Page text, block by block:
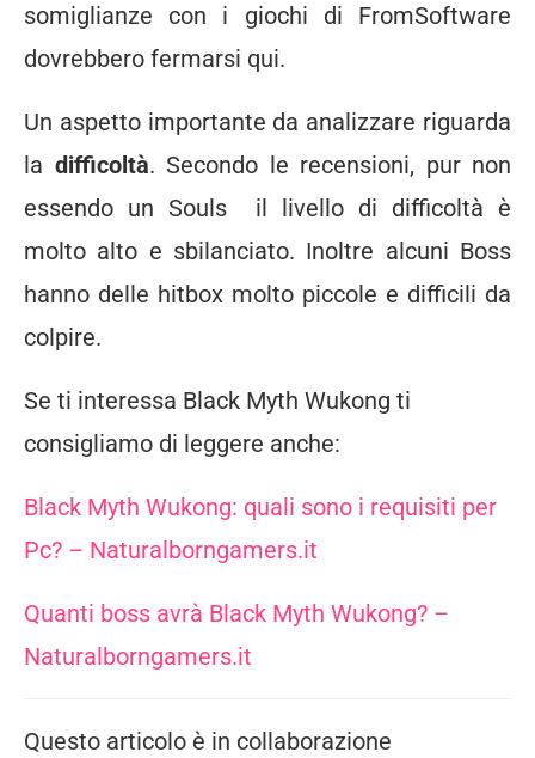
somiglianze con i giochi di FromSoftware
dovrebbero fermarsi qui.
Un aspetto importante da analizzare riguarda
la difficoltà. Secondo le recensioni, pur non
essendo un Souls il livello di difficoltà è
molto alto e sbilanciato. Inoltre alcuni Boss
hanno delle hitbox molto piccole e difficili da
colpire.
Se ti interessa Black Myth Wukong ti
consigliamo di leggere anche:
Black Myth Wukong: quali sono i requisiti per
Pc? – Naturalborngamers.it
Quanti boss avrà Black Myth Wukong? –
Naturalborngamers.it
Questo articolo è in collaborazione